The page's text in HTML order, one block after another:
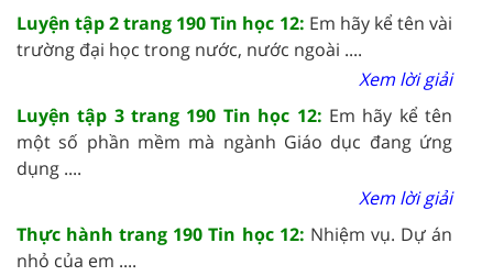
Luyện tập 2 trang 190 Tin học 12: Em hãy kể tên vài
trường đại học trong nước, nước ngoài ....
Xem lời giải
Luyện tập 3 trang 190 Tin học 12: Em hãy kể tên
một số phần mềm mà ngành Giáo dục đang ứng
dụng ....
Xem lời giải
Thực hành trang 190 Tin học 12: Nhiệm vụ. Dự án
nhỏ của em ....